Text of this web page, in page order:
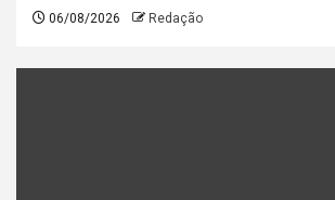
06/08/2026 Redação